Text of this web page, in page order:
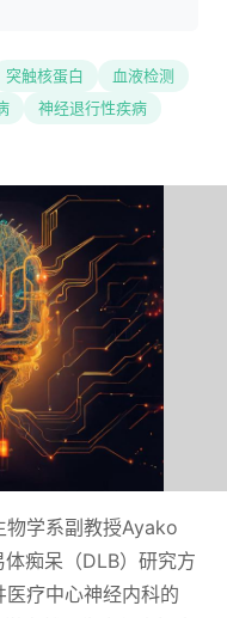
突触核蛋白
血液检测
神经退行性疾病
物学系副教授Ayako
痴呆（DLB）研究方
疗中心神经内科的